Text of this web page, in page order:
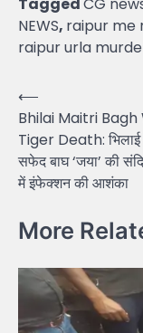
NEWS, raipur me
raipur urla
Post
navigation
⟵
Bhilai Maitri Bagh
Tiger Death: भिलाई
सफेद बाघ ‘जया’ की
में इंफेक्शन की आशंका
More